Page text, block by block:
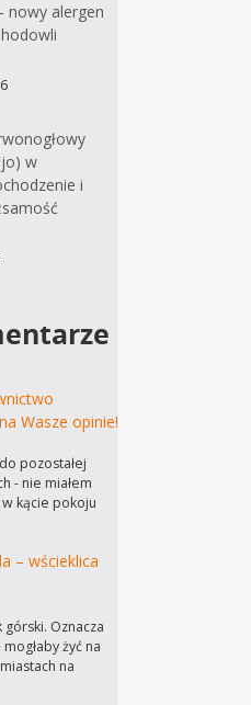
nowy alergen
w
i
Wasze opinie!
pozostałej
- nie miałem
kącie pokoju
– wścieklica
Oznacza
żyć na
na